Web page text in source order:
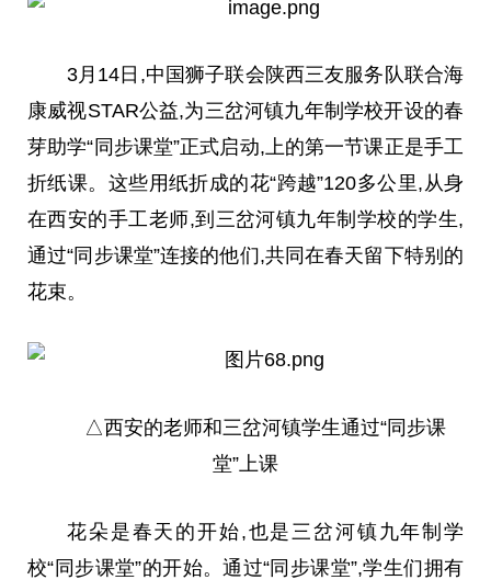
3月14日,中国狮子联会陕西三友服务队联合海
康威视STAR公益,为三岔河镇九年制学校开设的春
芽助学“同步课堂”正式启动,上的第一节课正是手工
折纸课。这些用纸折成的花“跨越”120多公里,从身
在西安的手工老师,到三岔河镇九年制学校的学生,
通过“同步课堂”连接的他们,共同在春天留下特别的
花束。
△西安的老师和三岔河镇学生通过“同步课
堂”上课
花朵是春天的开始,也是三岔河镇九年制学
校“同步课堂”的开始。通过“同步课堂”,学生们拥有